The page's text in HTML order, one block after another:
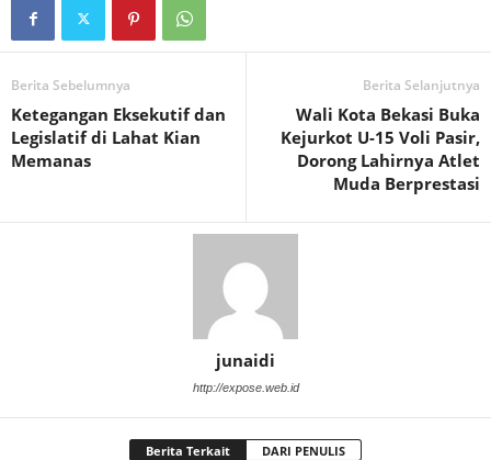
Berita Sebelumnya
Ketegangan Eksekutif dan
Legislatif di Lahat Kian
Memanas
Berita Selanjutnya
Wali Kota Bekasi Buka
Kejurkot U-15 Voli Pasir,
Dorong Lahirnya Atlet
Muda Berprestasi
junaidi
http://expose.web.id
Berita Terkait DARI PENULIS